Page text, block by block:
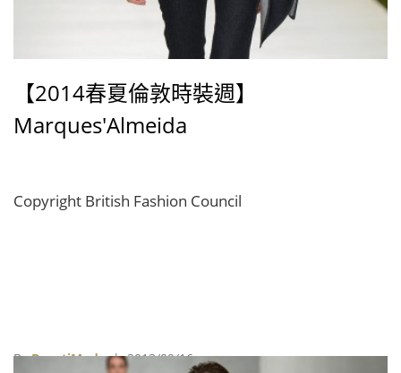
【2014春夏倫敦時裝週】
Marques'Almeida
Copyright British Fashion Council
ByBeautiMode| 2013/09/16